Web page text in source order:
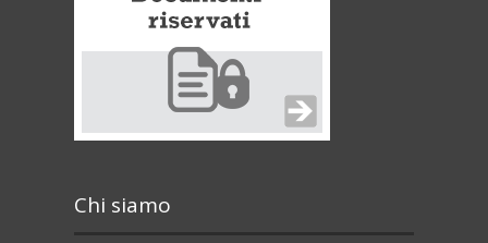
Chi siamo